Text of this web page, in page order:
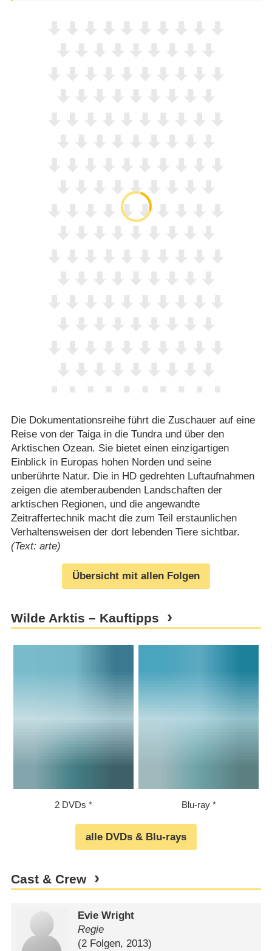
Die Dokumentationsreihe führt die Zuschauer auf eine
Reise von der Taiga in die Tundra und über den
Arktischen Ozean. Sie bietet einen einzigartigen
Einblick in Europas hohen Norden und seine
unberührte Natur. Die in HD gedrehten Luftaufnahmen
zeigen die atemberaubenden Landschaften der
arktischen Regionen, und die angewandte
Zeitraffertechnik macht die zum Teil erstaunlichen
Verhaltensweisen der dort lebenden Tiere sichtbar.
(Text: arte)
Übersicht mit allen Folgen
Wilde Arktis – Kauftipps
2 DVDs Blu-ray
alle DVDs & Blu-rays
Cast & Crew
Evie Wright
Regie
(2 Folgen, 2013)